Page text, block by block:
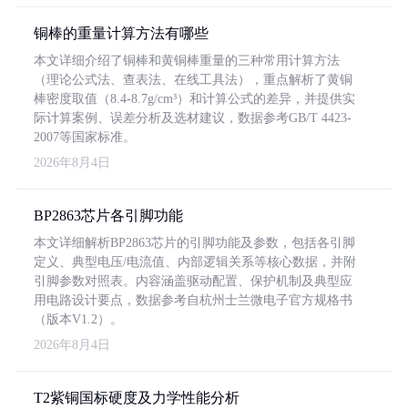
铜棒的重量计算方法有哪些
本文详细介绍了铜棒和黄铜棒重量的三种常用计算方法
（理论公式法、查表法、在线工具法），重点解析了黄铜
棒密度取值（8.4-8.7g/cm³）和计算公式的差异，并提供实
际计算案例、误差分析及选材建议，数据参考GB/T 4423-
2007等国家标准。
2026年8月4日
BP2863芯片各引脚功能
本文详细解析BP2863芯片的引脚功能及参数，包括各引脚
定义、典型电压/电流值、内部逻辑关系等核心数据，并附
引脚参数对照表。内容涵盖驱动配置、保护机制及典型应
用电路设计要点，数据参考自杭州士兰微电子官方规格书
（版本V1.2）。
2026年8月4日
T2紫铜国标硬度及力学性能分析